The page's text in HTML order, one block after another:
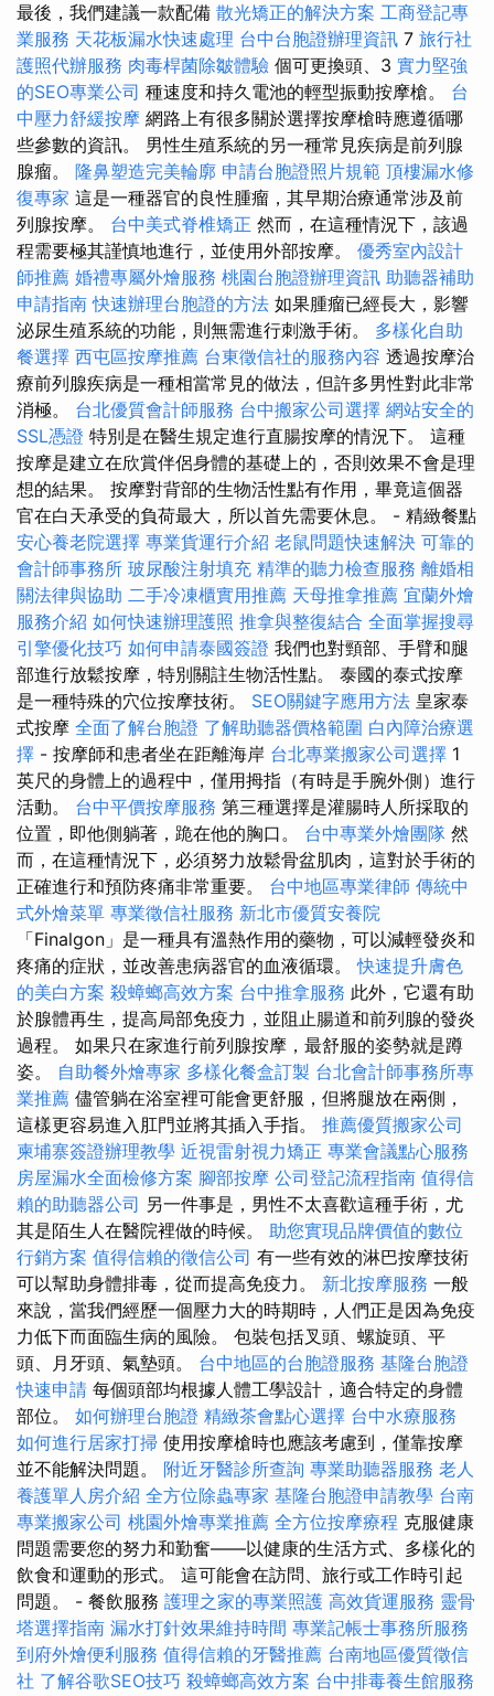
最後，我們建議一款配備 散光矯正的解決方案 工商登記專
業服務 天花板漏水快速處理 台中台胞證辦理資訊 7 旅行社
護照代辦服務 肉毒桿菌除皺體驗 個可更換頭、3 實力堅強
的SEO專業公司 種速度和持久電池的輕型振動按摩槍。 台
中壓力舒緩按摩 網路上有很多關於選擇按摩槍時應遵循哪
些參數的資訊。 男性生殖系統的另一種常見疾病是前列腺
腺瘤。 隆鼻塑造完美輪廓 申請台胞證照片規範 頂樓漏水修
復專家 這是一種器官的良性腫瘤，其早期治療通常涉及前
列腺按摩。 台中美式脊椎矯正 然而，在這種情況下，該過
程需要極其謹慎地進行，並使用外部按摩。 優秀室內設計
師推薦 婚禮專屬外燴服務 桃園台胞證辦理資訊 助聽器補助
申請指南 快速辦理台胞證的方法 如果腫瘤已經長大，影響
泌尿生殖系統的功能，則無需進行刺激手術。 多樣化自助
餐選擇 西屯區按摩推薦 台東徵信社的服務內容 透過按摩治
療前列腺疾病是一種相當常見的做法，但許多男性對此非常
消極。 台北優質會計師服務 台中搬家公司選擇 網站安全的
SSL憑證 特別是在醫生規定進行直腸按摩的情況下。 這種
按摩是建立在欣賞伴侶身體的基礎上的，否則效果不會是理
想的結果。 按摩對背部的生物活性點有作用，畢竟這個器
官在白天承受的負荷最大，所以首先需要休息。 - 精緻餐點
安心養老院選擇 專業貨運行介紹 老鼠問題快速解決 可靠的
會計師事務所 玻尿酸注射填充 精準的聽力檢查服務 離婚相
關法律與協助 二手冷凍櫃實用推薦 天母推拿推薦 宜蘭外燴
服務介紹 如何快速辦理護照 推拿與整復結合 全面掌握搜尋
引擎優化技巧 如何申請泰國簽證 我們也對頸部、手臂和腿
部進行放鬆按摩，特別關註生物活性點。 泰國的泰式按摩
是一種特殊的穴位按摩技術。 SEO關鍵字應用方法 皇家泰
式按摩 全面了解台胞證 了解助聽器價格範圍 白內障治療選
擇 - 按摩師和患者坐在距離海岸 台北專業搬家公司選擇 1
英尺的身體上的過程中，僅用拇指（有時是手腕外側）進行
活動。 台中平價按摩服務 第三種選擇是灌腸時人所採取的
位置，即他側躺著，跪在他的胸口。 台中專業外燴團隊 然
而，在這種情況下，必須努力放鬆骨盆肌肉，這對於手術的
正確進行和預防疼痛非常重要。 台中地區專業律師 傳統中
式外燴菜單 專業徵信社服務 新北市優質安養院
「Finalgon」是一種具有溫熱作用的藥物，可以減輕發炎和
疼痛的症狀，並改善患病器官的血液循環。快速提升膚色
的美白方案 殺蟑螂高效方案 台中推拿服務 此外，它還有助
於腺體再生，提高局部免疫力，並阻止腸道和前列腺的發炎
過程。 如果只在家進行前列腺按摩，最舒服的姿勢就是蹲
姿。 自助餐外燴專家 多樣化餐盒訂製 台北會計師事務所專
業推薦 儘管躺在浴室裡可能會更舒服，但將腿放在兩側，
這樣更容易進入肛門並將其插入手指。 推薦優質搬家公司
柬埔寨簽證辦理教學 近視雷射視力矯正 專業會議點心服務
房屋漏水全面檢修方案 腳部按摩 公司登記流程指南 值得信
賴的助聽器公司 另一件事是，男性不太喜歡這種手術，尤
其是陌生人在醫院裡做的時候。 助您實現品牌價值的數位
行銷方案 值得信賴的徵信公司 有一些有效的淋巴按摩技術
可以幫助身體排毒，從而提高免疫力。 新北按摩服務 一般
來說，當我們經歷一個壓力大的時期時，人們正是因為免疫
力低下而面臨生病的風險。 包裝包括叉頭、螺旋頭、平
頭、月牙頭、氣墊頭。 台中地區的台胞證服務 基隆台胞證
快速申請 每個頭部均根據人體工學設計，適合特定的身體
部位。 如何辦理台胞證 精緻茶會點心選擇 台中水療服務
如何進行居家打掃 使用按摩槍時也應該考慮到，僅靠按摩
並不能解決問題。 附近牙醫診所查詢 專業助聽器服務 老人
養護單人房介紹 全方位除蟲專家 基隆台胞證申請教學 台南
專業搬家公司 桃園外燴專業推薦 全方位按摩療程 克服健康
問題需要您的努力和勤奮——以健康的生活方式、多樣化的
飲食和運動的形式。 這可能會在訪問、旅行或工作時引起
問題。 - 餐飲服務 護理之家的專業照護 高效貨運服務 靈骨
塔選擇指南 漏水打針效果維持時間 專業記帳士事務所服務
到府外燴便利服務 值得信賴的牙醫推薦 台南地區優質徵信
社 了解谷歌SEO技巧 殺蟑螂高效方案 台中排毒養生館服務